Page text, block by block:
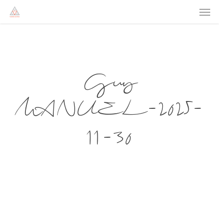
Guy
MANUEL-2025-
11-30